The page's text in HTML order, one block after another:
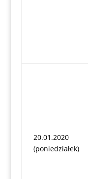
20.01.2020
(poniedziałek)